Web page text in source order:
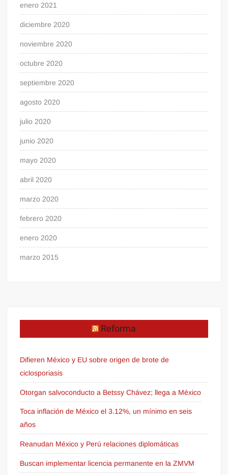
enero 2021
diciembre 2020
noviembre 2020
octubre 2020
septiembre 2020
agosto 2020
julio 2020
junio 2020
mayo 2020
abril 2020
marzo 2020
febrero 2020
enero 2020
marzo 2015
Reforma
Difieren México y EU sobre origen de brote de
ciclosporiasis
Otorgan salvoconducto a Betssy Chávez; llega a México
Toca inflación de México el 3.12%, un mínimo en seis
años
Reanudan México y Perú relaciones diplomáticas
Buscan implementar licencia permanente en la ZMVM